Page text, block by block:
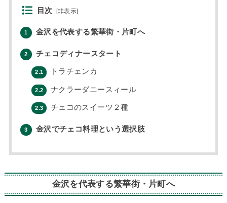
目次 [非表示]
1 金沢を代表する繁華街・片町へ
2 チェコディナースタート
2.1 トラチェンカ
2.2 ナクラーダニースィール
2.3 チェコのスイーツ２種
3 金沢でチェコ料理という選択肢
金沢を代表する繁華街・片町へ